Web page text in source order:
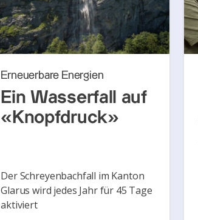
Erneuerbare Energien
Ein Wasserfall auf
«Knopfdruck»
Der Schreyenbachfall im Kanton
Glarus wird jedes Jahr für 45 Tage
aktiviert